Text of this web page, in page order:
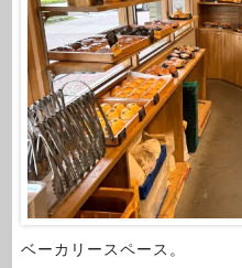
ベーカリースペース。